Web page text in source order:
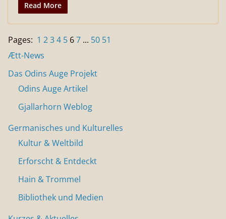
Read More
Pages: 1 234 5 67 ... 50 51
Ætt-News
Das Odins Auge Projekt
Odins Auge Artikel
Gjallarhorn Weblog
Germanisches und Kulturelles
Kultur & Weltbild
Erforscht & Entdeckt
Hain & Trommel
Bibliothek und Medien